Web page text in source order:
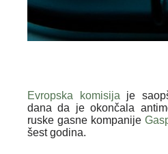
Evropska komisija je
dana da je okončala
ruske gasne kompanije
šest godina.